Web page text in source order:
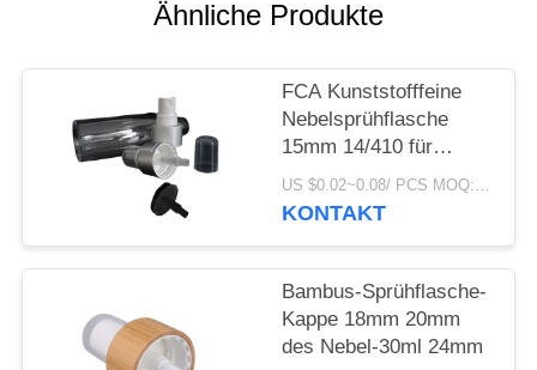
ANFORDERN
SITEMAP
PRIVACY
POLICY
Ähnliche Produkte
FCA Kunststofffeine
Nebelsprühflasche
15mm 14/410 für
Parfümflüssigkeit
US $0.02~0.08/ PCS MOQ:10000pcs
KONTAKT
Bambus-Sprühflasche-
Kappe 18mm 20mm
des Nebel-30ml 24mm